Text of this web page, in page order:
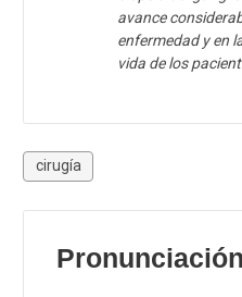
avance
enfermedad y en
vida de los
cirugía
Pronunciación